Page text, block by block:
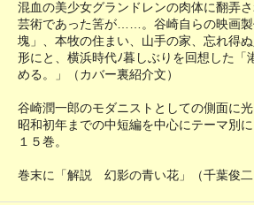
混血の美少女グランドレンの肉体に翻弄
芸術であった筈が……。谷崎自らの映画製
塊」、本牧の住まい、山手の家、忘れ得
形にと、横浜時代ﾉ暮しぶりを回想した「
める。」（カバー裏紹介文）
谷崎潤一郎のモダニストとしての側面に
昭和初年までの中短編を中心にテーマ別
１５巻。
巻末に「解説 幻影の青い花」（千葉俊